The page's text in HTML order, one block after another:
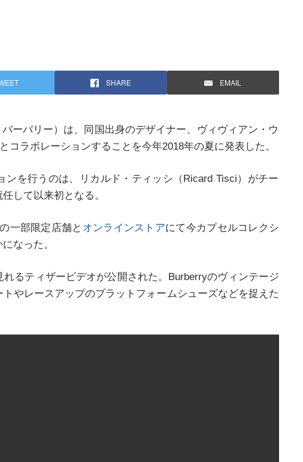
SHARE EMAIL
ーバリー）は、同国出身のデザイナー、ヴィヴィアン・ウ
コラボレーションすることを今年2018年の夏に発表した。
ンを行うのは、リカルド・ティッシ（Ricard Tisci）がチー
して以来初となる。
一部限定店舗と オンラインストアにて今カプセルコレクシ
なった。
るティザービデオが公開された。Burberryのヴィンテージ
やレースアップのプラットフォームシューズなどを捉えた